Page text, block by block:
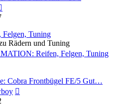
Tuning
Rädern und Tuning
Reifen, Felgen, Tuning
Cobra Frontbügel FE/5 Gut…